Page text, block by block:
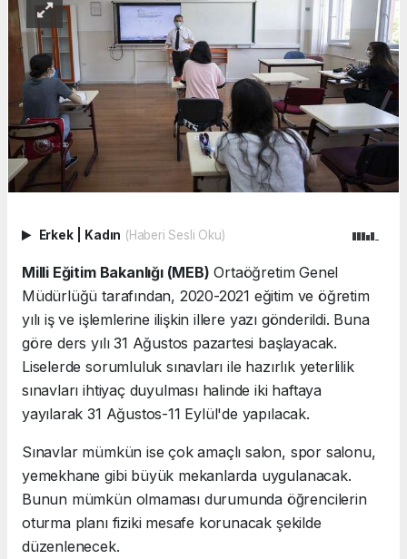
Erkek Kadın (Haberi Sesli Oku)
Milli Eğitim Bakanlığı (MEB) Ortaöğretim Genel
Müdürlüğü tarafından, 2020-2021 eğitim ve öğretim
yılı iş ve işlemlerine ilişkin illere yazı gönderildi. Buna
göre ders yılı 31 Ağustos pazartesi başlayacak.
Liselerde sorumluluk sınavları ile hazırlık yeterlilik
sınavları ihtiyaç duyulması halinde iki haftaya
yayılarak 31 Ağustos-11 Eylül'de yapılacak.
Sınavlar mümkün ise çok amaçlı salon, spor salonu,
yemekhane gibi büyük mekanlarda uygulanacak.
Bunun mümkün olmaması durumunda öğrencilerin
oturma planı fiziki mesafe korunacak şekilde
düzenlenecek.